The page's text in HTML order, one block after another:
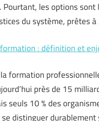
Pourtant, les options sont
du système, prêtes
: définition et
formation
près de 15
seuls 10 % des
distinguer durablement